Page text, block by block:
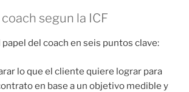
segun la ICF
papel del coach en seis puntos clave:
lo que el cliente quiere lograr para
en base a un objetivo medible y